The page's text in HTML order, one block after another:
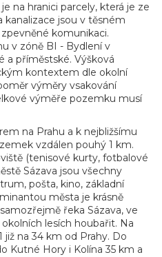
na hranici parcely, která je ze
kanalizace jsou v těsném
komunikaci.
v zóně BI - Bydlení v
a příměstské. Výšková
kontextem dle okolní
výměry vsakování
výměře pozemku musí
na Prahu a k nejbližšímu
vzdálen pouhý 1 km.
(tenisové kurty, fotbalové
Sázava jsou všechny
pošta, kino, základní
města je krásně
řeka Sázava, ve
lesích houbařit. Na
již na 34 km od Prahy. Do
Kutné Hory i Kolína 35 km a